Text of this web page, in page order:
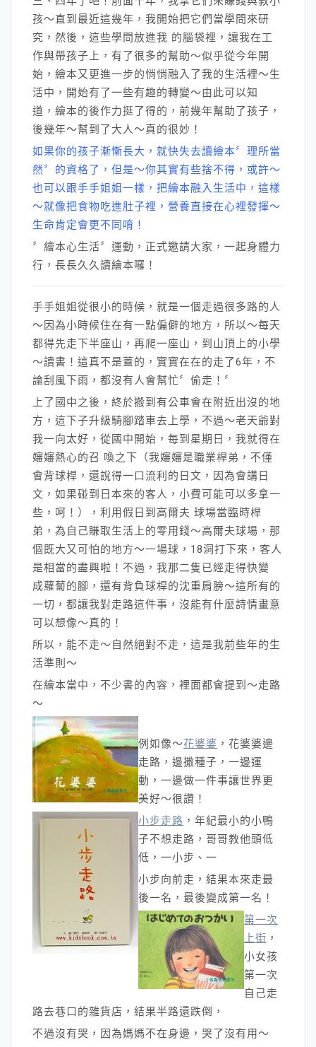
孩～直到最近這幾年，我開始把它們當學問來研
究，然後，這些學問放進我 的腦袋裡，讓我在工
作與帶孩子上，有了很多的幫助～似乎從今年開
始，繪本又更進一步的悄悄融入了我的生活裡～生
活中，開始有了一些有趣的轉變～由此可以知
道，繪本的後作力挺了得的，前幾年幫助了孩子，
後幾年～幫到了大人～真的很妙！
如果你的孩子漸慚長大，就快失去讀繪本〞理所當
然〞的資格了，但是～你其實有些捨不得，或許～
也可以跟手手姐姐一樣，把繪本融入生活中，這樣
～就像把食物吃進肚子裡，營養直接在心裡發揮～
生命肯定會更不同唷！
〞繪本心生活〞運動，正式邀請大家，一起身體力
行，長長久久讀繪本囉！
手手姐姐從很小的時候，就是一個走過很多路的人
～因為小時候住在有一點偏僻的地方，所以～每天
都得先走下半座山，再爬一座山，到山頂上的小學
～讀書！這真不是蓋的，實實在在的走了6年，不
論刮風下雨，都沒有人會幫忙〞偷走！〞
上了國中之後，終於搬到有公車會在附近出沒的地
方，這下子升級騎腳踏車去上學，不過～老天爺對
我一向太好，從國中開始，每到星期日，我就得在
嬸嬸熱心的召 喚之下（我嬸嬸是職業桿弟，不僅
會背球桿，還說得一口流利的日文，因為會講日
文，如果碰到日本來的客人，小費可能可以多拿一
些，呵！），利用假日到高爾夫 球場當臨時桿
弟，為自己賺取生活上的零用錢～高爾夫球場，那
個既大又可怕的地方～一場球，18洞打下來，客人
是相當的盡興啦！不過，我那二隻已經走得快變
成蘿蔔的腳，還有背負球桿的沈重肩膀～這所有的
一切，都讓我對走路這件事，沒能有什麼詩情畫意
可以想像～真的！
所以，能不走～自然絕對不走，這是我前些年的生
活準則～
在繪本當中，不少書的內容，裡面都會提到～走路
～
例如像～花婆婆 ，花婆婆邊
走路，邊撒種子，一邊運
動，一邊做一件事讓世界更
美好～很讚！
小步走路 ，年紀最小的小鴨
子不想走路，哥哥教他頭低
低，一小步、一
小步向前走，結果本來走最
後一名，最後變成第一名！
第一次
上街 ，
小女孩
第一次
自己走
路去巷口的雜貨店，結果半路還跌倒，
不過沒有哭，因為媽媽不在身邊，哭了沒有用～